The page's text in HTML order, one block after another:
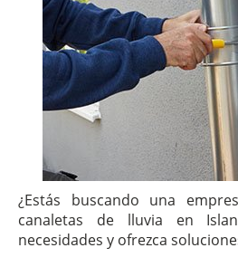
¿Estás buscando una
canaletas de lluvia en
necesidades y ofrezca